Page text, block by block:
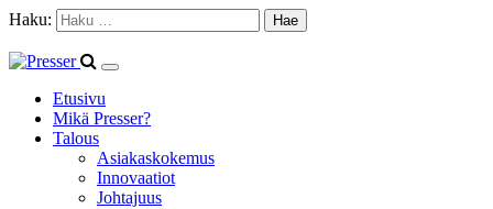
Haku:
Etusivu
Mikä Presser?
Talous
Asiakaskokemus
Innovaatiot
Johtajuus